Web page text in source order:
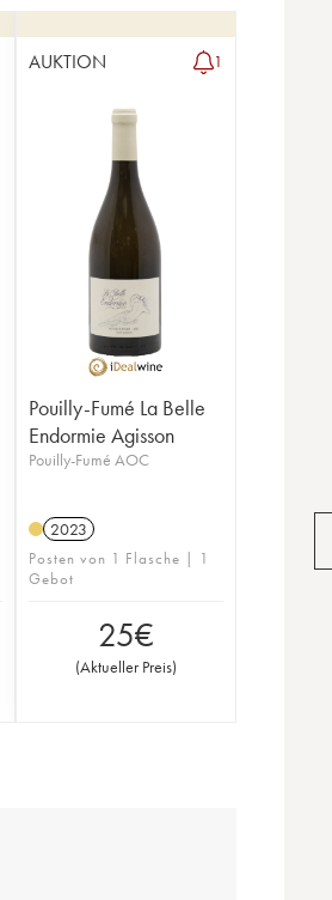
AUKTION 1
Pouilly-Fumé La Belle
Endormie Agisson
Pouilly-Fumé AOC
2023
Posten von 1 Flasche | 1
Gebot
25€
(Aktueller Preis)